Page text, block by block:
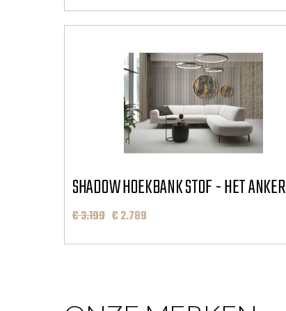
SHADOW HOEKBANK STOF - HET ANKER
€ 3.199 PRICE
€ 2.789